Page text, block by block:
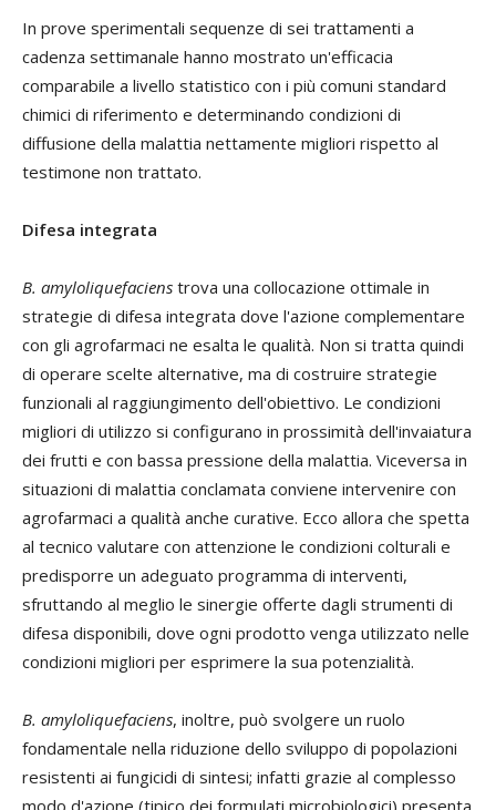
In prove sperimentali sequenze di sei trattamenti a
cadenza settimanale hanno mostrato un'efficacia
comparabile a livello statistico con i più comuni standard
chimici di riferimento e determinando condizioni di
diffusione della malattia nettamente migliori rispetto al
testimone non trattato.
Difesa integrata
B. amyloliquefaciens trova una collocazione ottimale in
strategie di difesa integrata dove l'azione complementare
con gli agrofarmaci ne esalta le qualità. Non si tratta quindi
di operare scelte alternative, ma di costruire strategie
funzionali al raggiungimento dell'obiettivo. Le condizioni
migliori di utilizzo si configurano in prossimità dell'invaiatura
dei frutti e con bassa pressione della malattia. Viceversa in
situazioni di malattia conclamata conviene intervenire con
agrofarmaci a qualità anche curative. Ecco allora che spetta
al tecnico valutare con attenzione le condizioni colturali e
predisporre un adeguato programma di interventi,
sfruttando al meglio le sinergie offerte dagli strumenti di
difesa disponibili, dove ogni prodotto venga utilizzato nelle
condizioni migliori per esprimere la sua potenzialità.
B. amyloliquefaciens, inoltre, può svolgere un ruolo
fondamentale nella riduzione dello sviluppo di popolazioni
resistenti ai fungicidi di sintesi; infatti grazie al complesso